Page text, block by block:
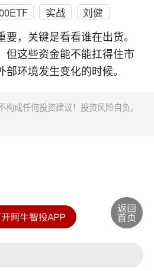
实战 刘健
，关键是看看谁在出货。
但这些资金能不能扛得住市
环境发生变化的时候。
成任何投资建议！投资风险自负。